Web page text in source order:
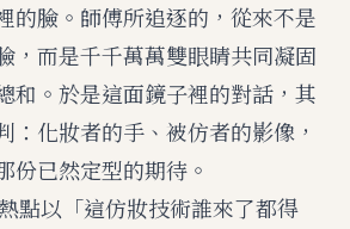
的臉。師傅所追逐的，從來不是
，而是千千萬萬雙眼睛共同凝固
和。於是這面鏡子裡的對話，其
：化妝者的手、被仿者的影像，
份已然定型的期待。
點以「這仿妝技術誰來了都得